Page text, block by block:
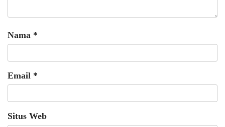
Nama *
Email *
Situs Web